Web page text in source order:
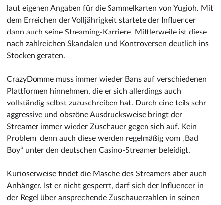
laut eigenen Angaben für die Sammelkarten von Yugioh. Mit
dem Erreichen der Volljährigkeit startete der Influencer
dann auch seine Streaming-Karriere. Mittlerweile ist diese
nach zahlreichen Skandalen und Kontroversen deutlich ins
Stocken geraten.
CrazyDomme muss immer wieder Bans auf verschiedenen
Plattformen hinnehmen, die er sich allerdings auch
vollständig selbst zuzuschreiben hat. Durch eine teils sehr
aggressive und obszöne Ausdrucksweise bringt der
Streamer immer wieder Zuschauer gegen sich auf. Kein
Problem, denn auch diese werden regelmäßig vom „Bad
Boy“ unter den deutschen Casino-Streamer beleidigt.
Kurioserweise findet die Masche des Streamers aber auch
Anhänger. Ist er nicht gesperrt, darf sich der Influencer in
der Regel über ansprechende Zuschauerzahlen in seinen